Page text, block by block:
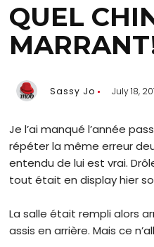
QUEL
Sassy Jo July 18,
Je l’ai manqué l’année
répéter la même erreur
entendu de lui est vrai.
tout était en display hier
La salle était rempli alors
assis en arrière. Mais ce